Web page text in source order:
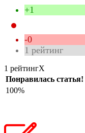
+1
-0
1 рейтинг
1 рейтингX
Понравилась статья!
100%